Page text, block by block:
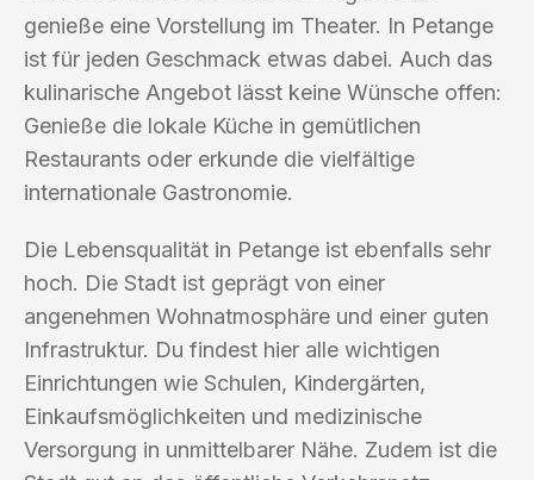
genieße eine Vorstellung im Theater. In Petange
ist für jeden Geschmack etwas dabei. Auch das
kulinarische Angebot lässt keine Wünsche offen:
Genieße die lokale Küche in gemütlichen
Restaurants oder erkunde die vielfältige
internationale Gastronomie.
Die Lebensqualität in Petange ist ebenfalls sehr
hoch. Die Stadt ist geprägt von einer
angenehmen Wohnatmosphäre und einer guten
Infrastruktur. Du findest hier alle wichtigen
Einrichtungen wie Schulen, Kindergärten,
Einkaufsmöglichkeiten und medizinische
Versorgung in unmittelbarer Nähe. Zudem ist die